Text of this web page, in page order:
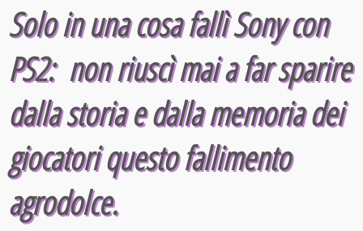
Solo in una cosa fallì Sony con
PS2: non riuscì mai a far sparire
dalla storia e dalla memoria dei
giocatori questo fallimento
agrodolce.